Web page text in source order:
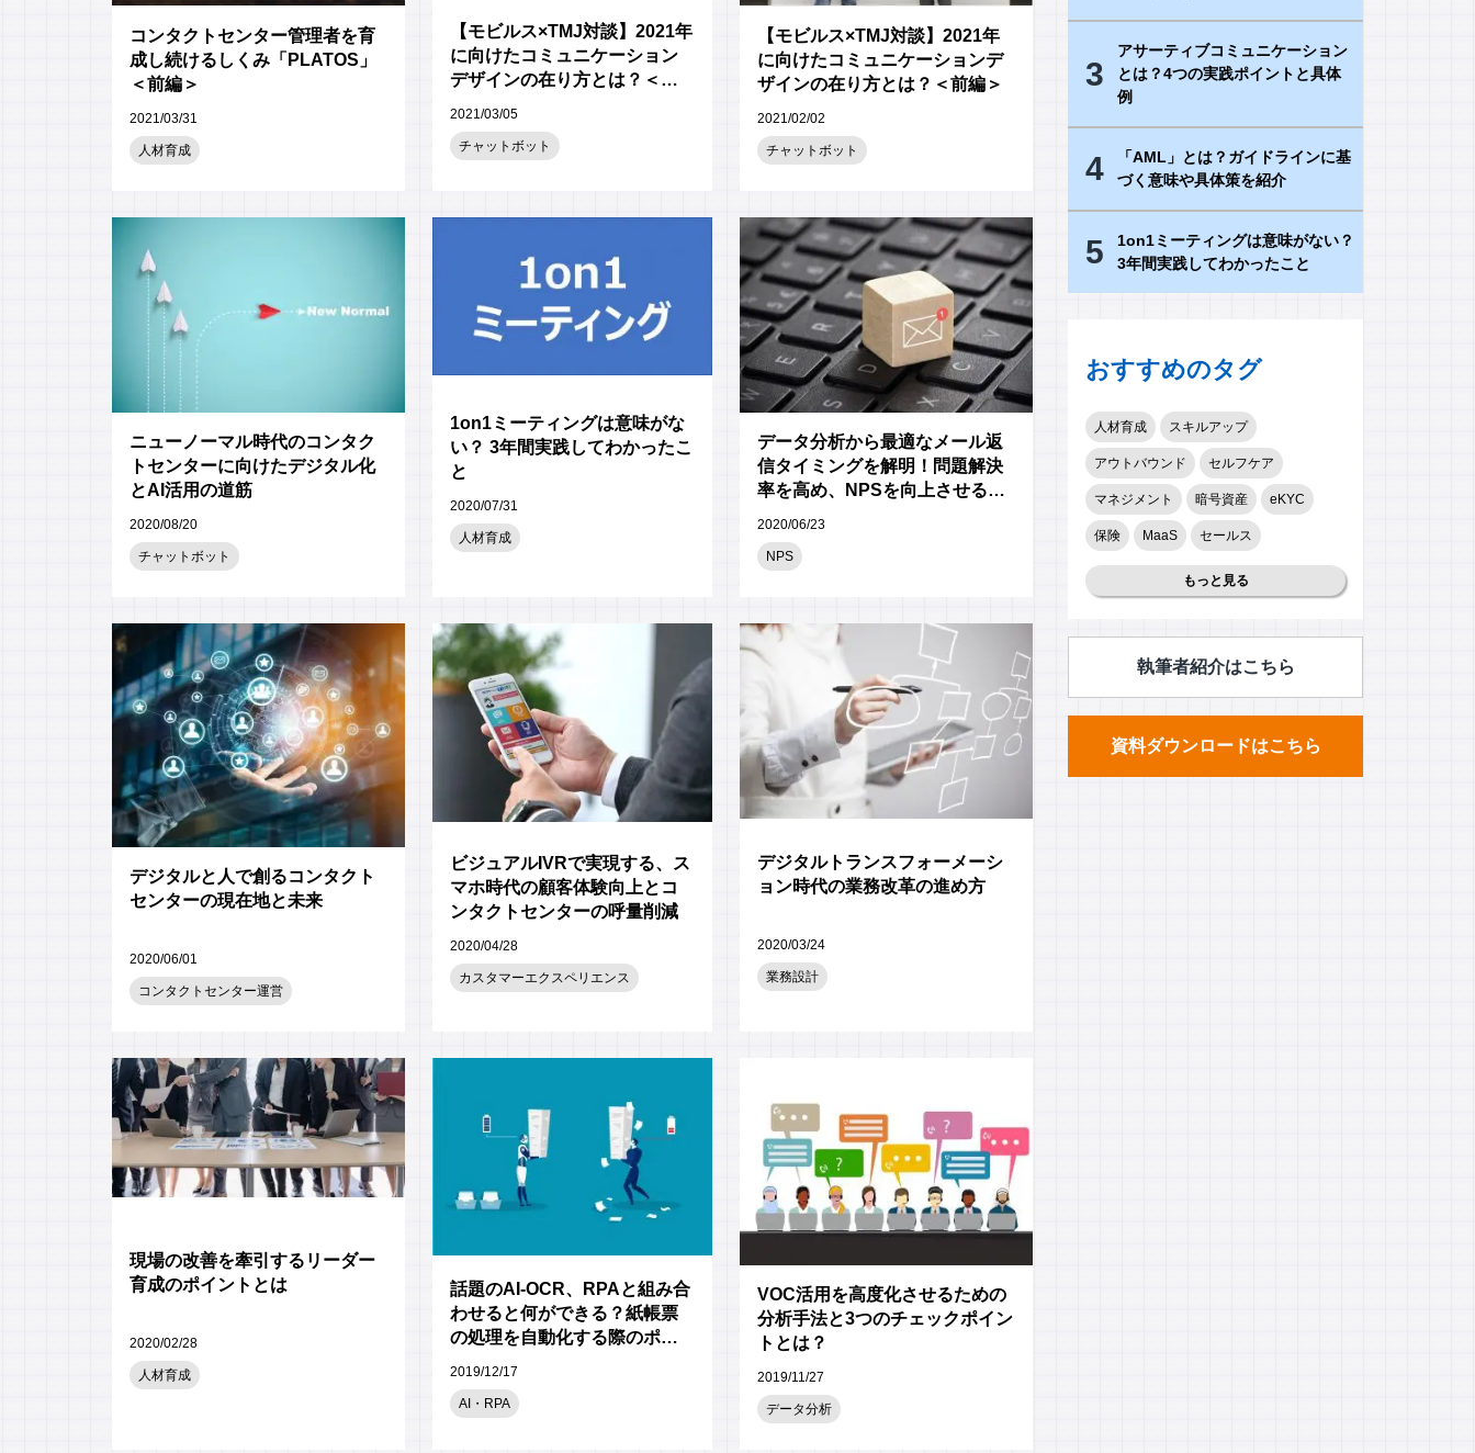
コンタクトセンター管理者を育
成し続けるしくみ「PLATOS」
＜前編＞
2021/03/31
人材育成
【モビルス×TMJ対談】2021年
に向けたコミュニケーション
デザインの在り方とは？＜後
2021/03/05
チャットボット
【モビルス×TMJ対談】2021年
に向けたコミュニケーションデ
ザインの在り方とは？＜前編＞
2021/02/02
チャットボット
ニューノーマル時代のコンタク
トセンターに向けたデジタル化
とAI活用の道筋
2020/08/20
チャットボット
1on1ミーティングは意味がな
い？ 3年間実践してわかったこ
と
2020/07/31
人材育成
データ分析から最適なメール返
信タイミングを解明！問題解決
率を高め、NPSを向上させる仕
2020/06/23
NPS
デジタルと人で創るコンタクト
センターの現在地と未来
2020/06/01
コンタクトセンター運営
ビジュアルIVRで実現する、ス
マホ時代の顧客体験向上とコ
ンタクトセンターの呼量削減
2020/04/28
カスタマーエクスペリエンス
デジタルトランスフォーメーシ
ョン時代の業務改革の進め方
2020/03/24
業務設計
現場の改善を牽引するリーダー
育成のポイントとは
2020/02/28
人材育成
話題のAI-OCR、RPAと組み合
わせると何ができる？紙帳票
の処理を自動化する際のポイ
2019/12/17
AI・RPA
VOC活用を高度化させるための
分析手法と3つのチェックポイン
トとは？
2019/11/27
データ分析
3
アサーティブコミュニケーション
とは？4つの実践ポイントと具体
例
4
「AML」とは？ガイドラインに基
づく意味や具体策を紹介
5
1on1ミーティングは意味がない？
3年間実践してわかったこと
おすすめのタグ
人材育成 スキルアップ
アウトバウンド セルフケア
マネジメント 暗号資産 eKYC
保険 MaaS セールス
もっと見る
執筆者紹介はこちら
資料ダウンロードはこちら